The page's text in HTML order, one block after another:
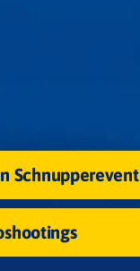
Schnupperevent